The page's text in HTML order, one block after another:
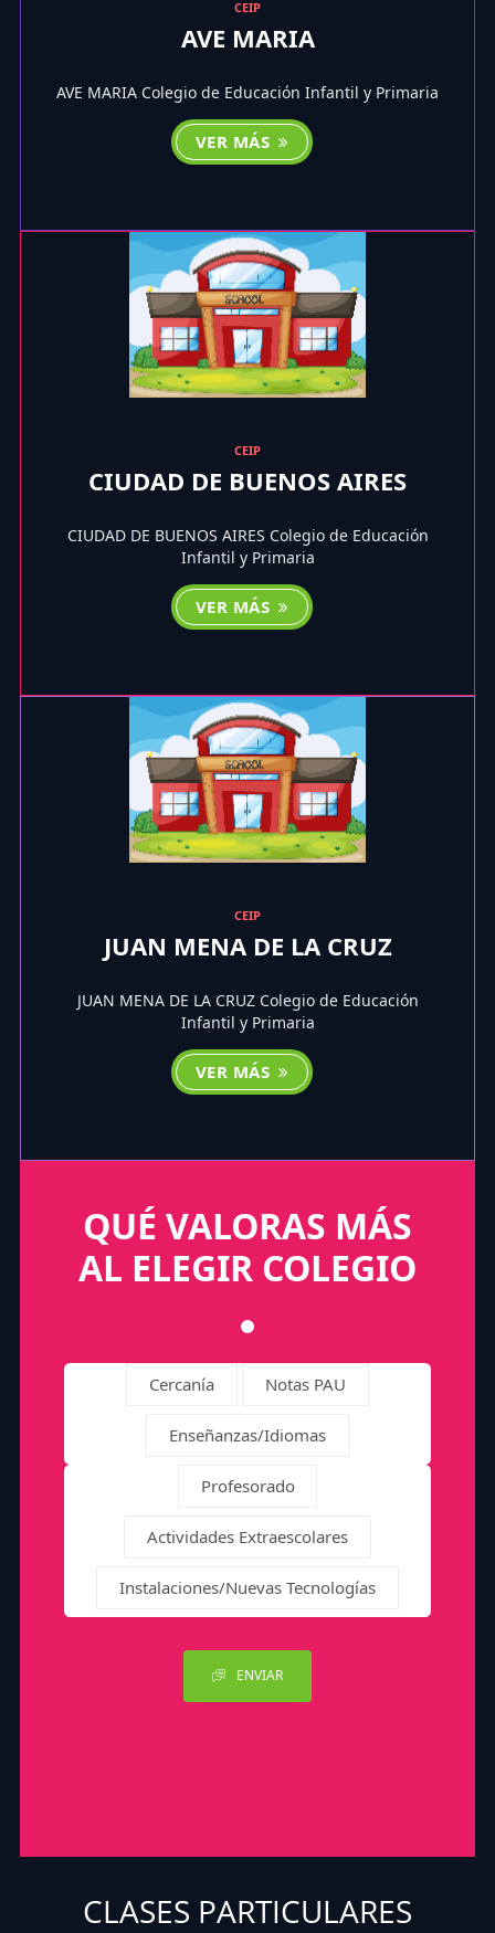
CEIP
AVE MARIA
AVE MARIA Colegio de Educación Infantil y Primaria
VER MÁS
CEIP
CIUDAD DE BUENOS AIRES
CIUDAD DE BUENOS AIRES Colegio de Educación
Infantil y Primaria
VER MÁS
CEIP
JUAN MENA DE LA CRUZ
JUAN MENA DE LA CRUZ Colegio de Educación
Infantil y Primaria
VER MÁS
QUÉ VALORAS MÁS
AL ELEGIR COLEGIO
Cercanía Notas PAU
Enseñanzas/Idiomas
Profesorado
Actividades Extraescolares
Instalaciones/Nuevas Tecnologías
ENVIAR
CLASES PARTICULARES